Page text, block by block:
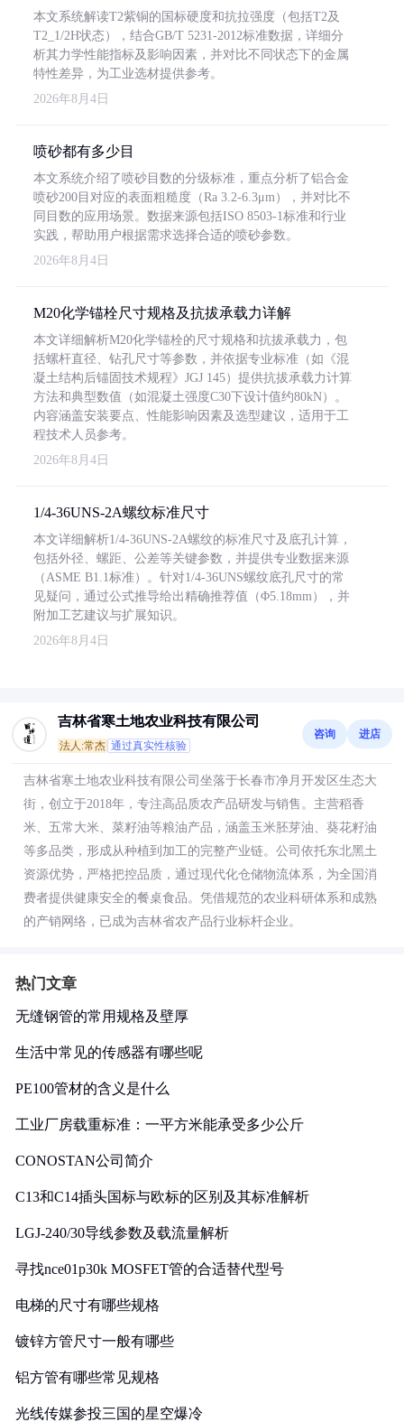
本文系统解读T2紫铜的国标硬度和抗拉强度（包括T2及
T2_1/2H状态），结合GB/T 5231-2012标准数据，详细分
析其力学性能指标及影响因素，并对比不同状态下的金属
特性差异，为工业选材提供参考。
2026年8月4日
喷砂都有多少目
本文系统介绍了喷砂目数的分级标准，重点分析了铝合金
喷砂200目对应的表面粗糙度（Ra 3.2-6.3μm），并对比不
同目数的应用场景。数据来源包括ISO 8503-1标准和行业
实践，帮助用户根据需求选择合适的喷砂参数。
2026年8月4日
M20化学锚栓尺寸规格及抗拔承载力详解
本文详细解析M20化学锚栓的尺寸规格和抗拔承载力，包
括螺杆直径、钻孔尺寸等参数，并依据专业标准（如《混
凝土结构后锚固技术规程》JGJ 145）提供抗拔承载力计算
方法和典型数值（如混凝土强度C30下设计值约80kN）。
内容涵盖安装要点、性能影响因素及选型建议，适用于工
程技术人员参考。
2026年8月4日
1/4-36UNS-2A螺纹标准尺寸
本文详细解析1/4-36UNS-2A螺纹的标准尺寸及底孔计算，
包括外径、螺距、公差等关键参数，并提供专业数据来源
（ASME B1.1标准）。针对1/4-36UNS螺纹底孔尺寸的常
见疑问，通过公式推导给出精确推荐值（Φ5.18mm），并
附加工艺建议与扩展知识。
2026年8月4日
吉林省寒土地农业科技有限公司
法人:常杰 通过真实性核验
咨询 进店
吉林省寒土地农业科技有限公司坐落于长春市净月开发区生态大
街，创立于2018年，专注高品质农产品研发与销售。主营稻香
米、五常大米、菜籽油等粮油产品，涵盖玉米胚芽油、葵花籽油
等多品类，形成从种植到加工的完整产业链。公司依托东北黑土
资源优势，严格把控品质，通过现代化仓储物流体系，为全国消
费者提供健康安全的餐桌食品。凭借规范的农业科研体系和成熟
的产销网络，已成为吉林省农产品行业标杆企业。
热门文章
无缝钢管的常用规格及壁厚
生活中常见的传感器有哪些呢
PE100管材的含义是什么
工业厂房载重标准：一平方米能承受多少公斤
CONOSTAN公司简介
C13和C14插头国标与欧标的区别及其标准解析
LGJ-240/30导线参数及载流量解析
寻找nce01p30k MOSFET管的合适替代型号
电梯的尺寸有哪些规格
镀锌方管尺寸一般有哪些
铝方管有哪些常见规格
光线传媒参投三国的星空爆冷